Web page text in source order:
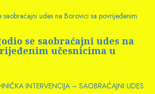
udes na Borovici sa povrijeđenim
se saobraćajni udes na
učesnicima u
INTERVENCIJA – SAOBRAĆAJNI UDES